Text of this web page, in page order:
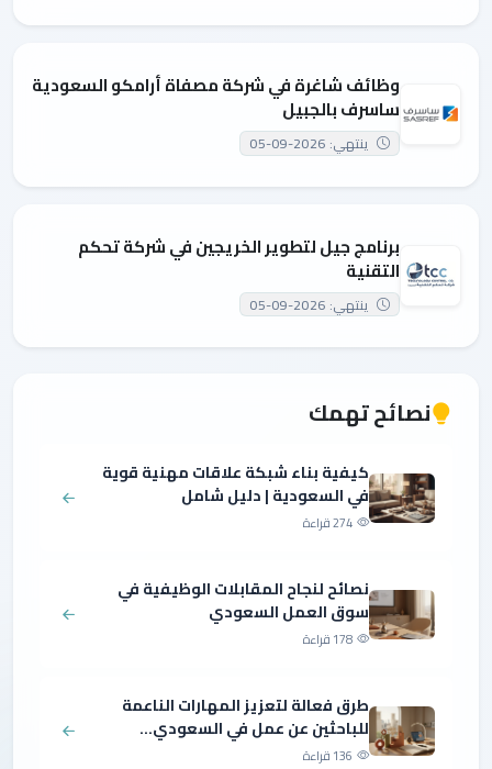
وظائف شاغرة في شركة مصفاة أرامكو السعودية
ساسرف بالجبيل
ينتهي: 2026-09-05
برنامج جيل لتطوير الخريجين في شركة تحكم
التقنية
ينتهي: 2026-09-05
نصائح تهمك
كيفية بناء شبكة علاقات مهنية قوية
في السعودية | دليل شامل
274 قراءة
نصائح لنجاح المقابلات الوظيفية في
سوق العمل السعودي
178 قراءة
طرق فعالة لتعزيز المهارات الناعمة
للباحثين عن عمل في السعودي...
136 قراءة